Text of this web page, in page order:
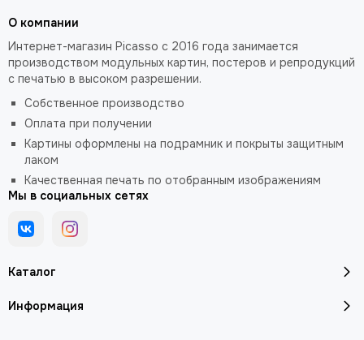
Каталог
Информация
О компании
Интернет-магазин Picasso с 2016 года занимается
производством модульных картин, постеров и репродукций
с печатью в высоком разрешении.
Собственное производство
Оплата при получении
Картины оформлены на подрамник и покрыты защитным
лаком
Качественная печать по отобранным изображениям
Мы в социальных сетях